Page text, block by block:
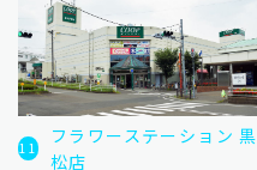
11
フラワーステーション 黒
松店